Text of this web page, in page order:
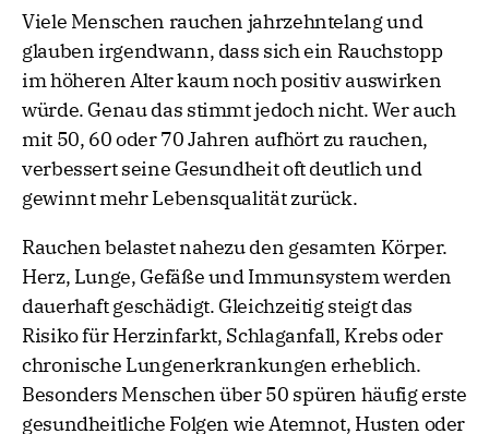
Viele Menschen rauchen jahrzehntelang und
glauben irgendwann, dass sich ein Rauchstopp
im höheren Alter kaum noch positiv auswirken
würde. Genau das stimmt jedoch nicht. Wer auch
mit 50, 60 oder 70 Jahren aufhört zu rauchen,
verbessert seine Gesundheit oft deutlich und
gewinnt mehr Lebensqualität zurück.
Rauchen belastet nahezu den gesamten Körper.
Herz, Lunge, Gefäße und Immunsystem werden
dauerhaft geschädigt. Gleichzeitig steigt das
Risiko für Herzinfarkt, Schlaganfall, Krebs oder
chronische Lungenerkrankungen erheblich.
Besonders Menschen über 50 spüren häufig erste
gesundheitliche Folgen wie Atemnot, Husten oder